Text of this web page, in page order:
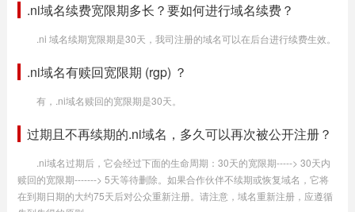
.ni域名续费宽限期多长？要如何进行域名续费？
.ni 域名续期宽限期是30天，我司注册的域名可以在后台进行续费生效。
.ni域名有赎回宽限期 (rgp) ？
有，.ni域名赎回的宽限期是30天。
过期且不再续期的.ni域名，多久可以再次被公开注册？
.ni域名过期后，它会经过下面的生命周期：30天的宽限期-----> 30天内
赎回的宽限期-------> 5天等待删除。如果合作伙伴不续期或恢复域名，它将
在到期日期的大约75天后对公众重新注册。请注意，域名重新注册，应遵循